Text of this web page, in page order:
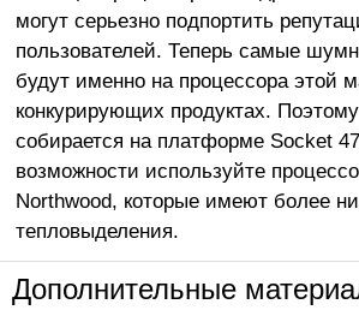
могут серьезно подпортить
пользователей. Теперь самые
будут именно на процессора этой
конкурирующих продуктах.
собирается на платформе Socket
возможности используйте
Northwood, которые имеют более
тепловыделения.
Дополнительные